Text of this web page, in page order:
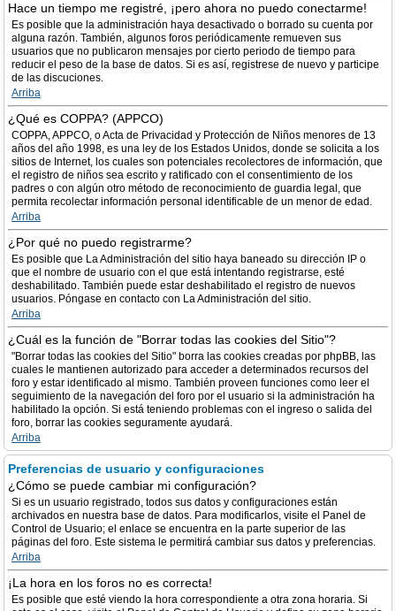
Hace un tiempo me registré, ¡pero ahora no puedo conectarme!
Es posible que la administración haya desactivado o borrado su cuenta por
alguna razón. También, algunos foros periódicamente remueven sus
usuarios que no publicaron mensajes por cierto periodo de tiempo para
reducir el peso de la base de datos. Si es así, registrese de nuevo y participe
de las discuciones.
Arriba
¿Qué es COPPA? (APPCO)
COPPA, APPCO, o Acta de Privacidad y Protección de Niños menores de 13
años del año 1998, es una ley de los Estados Unidos, donde se solicita a los
sitios de Internet, los cuales son potenciales recolectores de información, que
el registro de niños sea escrito y ratificado con el consentimiento de los
padres o con algún otro método de reconocimiento de guardia legal, que
permita recolectar información personal identificable de un menor de edad.
Arriba
¿Por qué no puedo registrarme?
Es posible que La Administración del sitio haya baneado su dirección IP o
que el nombre de usuario con el que está intentando registrarse, esté
deshabilitado. También puede estar deshabilitado el registro de nuevos
usuarios. Póngase en contacto con La Administración del sitio.
Arriba
¿Cuál es la función de "Borrar todas las cookies del Sitio"?
"Borrar todas las cookies del Sitio" borra las cookies creadas por phpBB, las
cuales le mantienen autorizado para acceder a determinados recursos del
foro y estar identificado al mismo. También proveen funciones como leer el
seguimiento de la navegación del foro por el usuario si la administración ha
habilitado la opción. Si está teniendo problemas con el ingreso o salida del
foro, borrar las cookies seguramente ayudará.
Arriba
Preferencias de usuario y configuraciones
¿Cómo se puede cambiar mi configuración?
Si es un usuario registrado, todos sus datos y configuraciones están
archivados en nuestra base de datos. Para modificarlos, visite el Panel de
Control de Usuario; el enlace se encuentra en la parte superior de las
páginas del foro. Este sistema le permitirá cambiar sus datos y preferencias.
Arriba
¡La hora en los foros no es correcta!
Es posible que esté viendo la hora correspondiente a otra zona horaria. Si